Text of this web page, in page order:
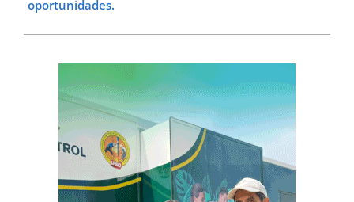
oportunidades.